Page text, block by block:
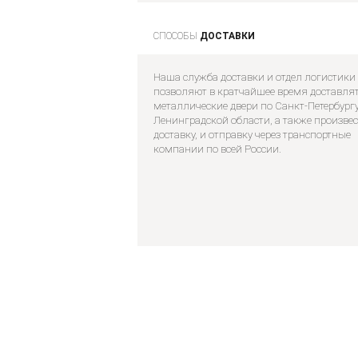
СПОСОБЫ ДОСТАВКИ
Наша служба доставки и отдел логистики
позволяют в кратчайшее время
металлические двери по Санкт-
Ленинградской области, а также
доставку, и отправку через транспортные
компании по всей России.